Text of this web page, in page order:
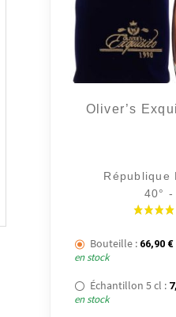
Oliver’s
République
40°
Bouteille : 66,90 €
en stock
Échantillon 5 cl :
en stock